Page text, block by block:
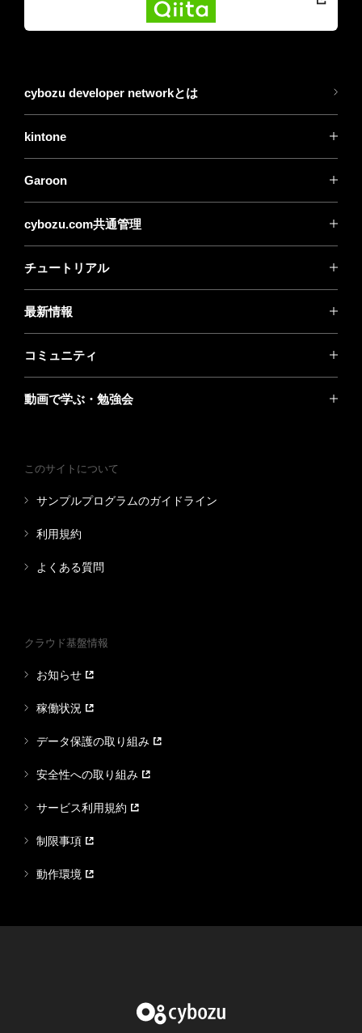
cybozu developer networkとは
kintone
Garoon
cybozu.com共通管理
チュートリアル
最新情報
コミュニティ
動画で学ぶ・勉強会
このサイトについて
サンプルプログラムのガイドライン
利用規約
よくある質問
クラウド基盤情報
お知らせ
稼働状況
データ保護の取り組み
安全性への取り組み
サービス利用規約
制限事項
動作環境